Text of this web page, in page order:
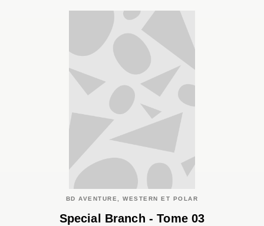
BD AVENTURE, WESTERN ET POLAR
Special Branch - Tome 03